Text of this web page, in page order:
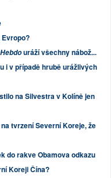
Evropo?
uráží všechny nábož...
i v případě hrubě urážlivých
na Silvestra v Kolíně jen
tvrzení Severní Koreje, že
do rakve Obamova odkazu
Koreji Čína?